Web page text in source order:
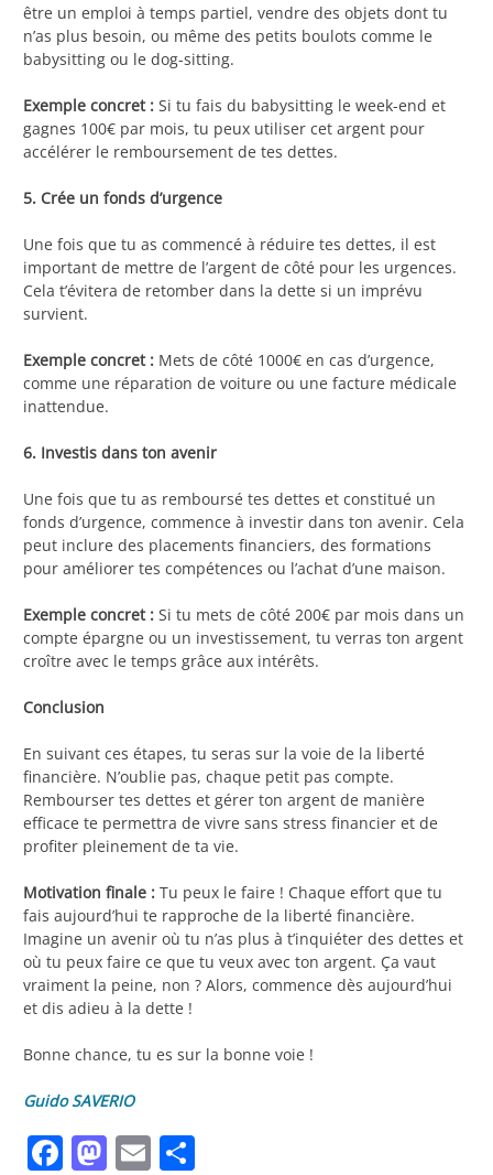
être un emploi à temps partiel, vendre des objets dont tu
n’as plus besoin, ou même des petits boulots comme le
babysitting ou le dog-sitting.
Exemple concret : Si tu fais du babysitting le week-end et
gagnes 100€ par mois, tu peux utiliser cet argent pour
accélérer le remboursement de tes dettes.
5. Crée un fonds d’urgence
Une fois que tu as commencé à réduire tes dettes, il est
important de mettre de l’argent de côté pour les urgences.
Cela t’évitera de retomber dans la dette si un imprévu
survient.
Exemple concret : Mets de côté 1000€ en cas d’urgence,
comme une réparation de voiture ou une facture médicale
inattendue.
6. Investis dans ton avenir
Une fois que tu as remboursé tes dettes et constitué un
fonds d’urgence, commence à investir dans ton avenir. Cela
peut inclure des placements financiers, des formations
pour améliorer tes compétences ou l’achat d’une maison.
Exemple concret : Si tu mets de côté 200€ par mois dans un
compte épargne ou un investissement, tu verras ton argent
croître avec le temps grâce aux intérêts.
Conclusion
En suivant ces étapes, tu seras sur la voie de la liberté
financière. N’oublie pas, chaque petit pas compte.
Rembourser tes dettes et gérer ton argent de manière
efficace te permettra de vivre sans stress financier et de
profiter pleinement de ta vie.
Motivation finale : Tu peux le faire ! Chaque effort que tu
fais aujourd’hui te rapproche de la liberté financière.
Imagine un avenir où tu n’as plus à t’inquiéter des dettes et
où tu peux faire ce que tu veux avec ton argent. Ça vaut
vraiment la peine, non ? Alors, commence dès aujourd’hui
et dis adieu à la dette !
Bonne chance, tu es sur la bonne voie !
Guido SAVERIO
Facebook
Mastodon
Email